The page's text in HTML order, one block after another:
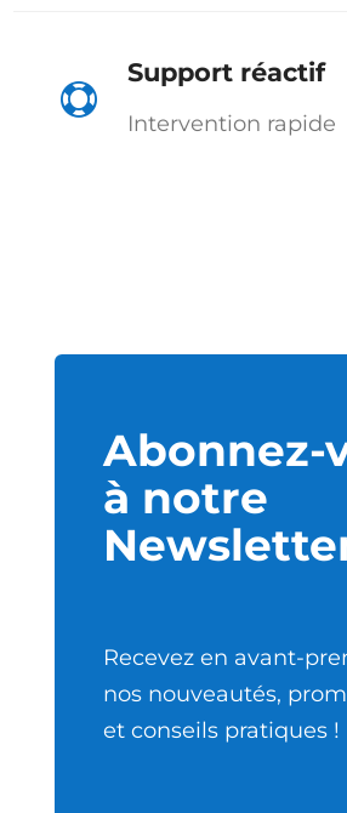

Support réactif
Intervention rapide
Abonnez-
à notre
Recevez en avant-
nos nouveautés,
et conseils pratiques !